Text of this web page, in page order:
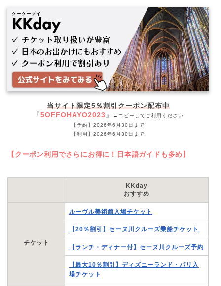
当サイト限定5％割引クーポン配布中
『5OFFOHAYO2023』
←コピーしてご利用ください
【予約】2026年6月30日まで
【利用】2026年6月30日まで
【クーポン利用でさらにお得に！日本語ガイドも多め】
KKday
おすすめ
チケット
ルーヴル美術館入場チケット
【20％割引】セーヌ川クルーズ乗船チケット
【ランチ・ディナー付】セーヌ川クルーズ予約
【最大10％割引】ディズニーランド・パリ入
場チケット